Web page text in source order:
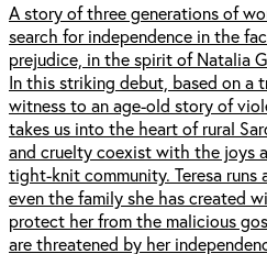
A story of three generations of
search for independence in the
prejudice, in the spirit of Natalia
In this striking debut, based on a
witness to an age-old story of
takes us into the heart of rural
and cruelty coexist with the joys
tight-knit community. Teresa runs
even the family she has created
protect her from the malicious
are threatened by her